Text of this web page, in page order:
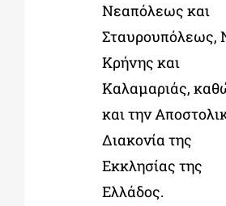
Νεαπόλεως και
Σταυρουπόλεως,
Κρήνης και
Καλαμαριάς,
και την
Διακονία της
Εκκλησίας της
Ελλάδος.